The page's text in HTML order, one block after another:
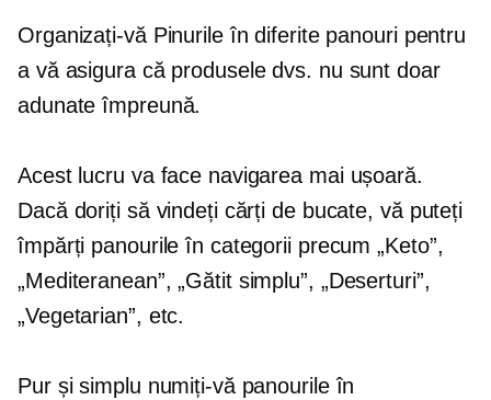
Organizați-vă Pinurile în diferite panouri pentru
a vă asigura că produsele dvs. nu sunt doar
adunate împreună.
Acest lucru va face navigarea mai ușoară.
Dacă doriți să vindeți cărți de bucate, vă puteți
împărți panourile în categorii precum „Keto”,
„Mediteranean”, „Gătit simplu”, „Deserturi”,
„Vegetarian”, etc.
Pur și simplu numiți-vă panourile în